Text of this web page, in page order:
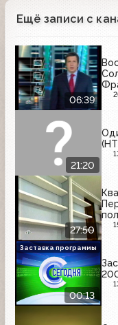
Ещё записи с
06:39
21:20
27:50
00:13
Заставка программы